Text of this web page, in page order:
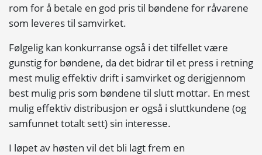
rom for å betale en god pris til bøndene for råvarene
som leveres til samvirket.
Følgelig kan konkurranse også i det tilfellet være
gunstig for bøndene, da det bidrar til et press i retning
mest mulig effektiv drift i samvirket og derigjennom
best mulig pris som bøndene til slutt mottar. En mest
mulig effektiv distribusjon er også i sluttkundene (og
samfunnet totalt sett) sin interesse.
I løpet av høsten vil det bli lagt frem en